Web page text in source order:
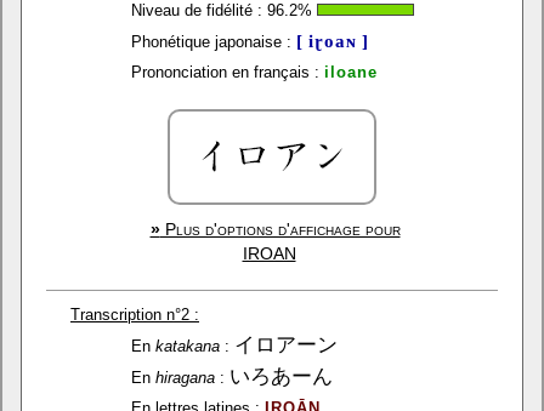
Niveau de fidélité : 96.2%
Phonétique japonaise : [ iɽoaɴ ]
Prononciation en français : iloane
»Plus d'options d'affichage pour
IROAN
Transcription n°2 :
En katakana: イロアーン
En hiragana: いろあーん